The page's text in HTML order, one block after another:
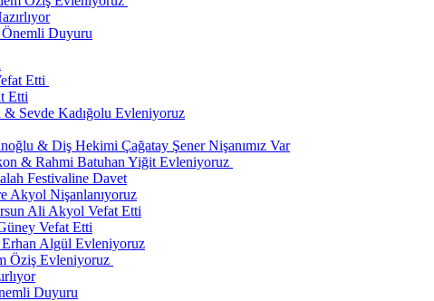
Etti
Etti
Sevde Kadığolu Evleniyoruz
& Diş Hekimi Çağatay Şener Nişanımız Var
& Rahmi Batuhan Yiğit Evleniyoruz
Festivaline Davet
Akyol Nişanlanıyoruz
Ali Akyol Vefat Etti
Vefat Etti
Algül Evleniyoruz
Öziş Evleniyoruz
Duyuru